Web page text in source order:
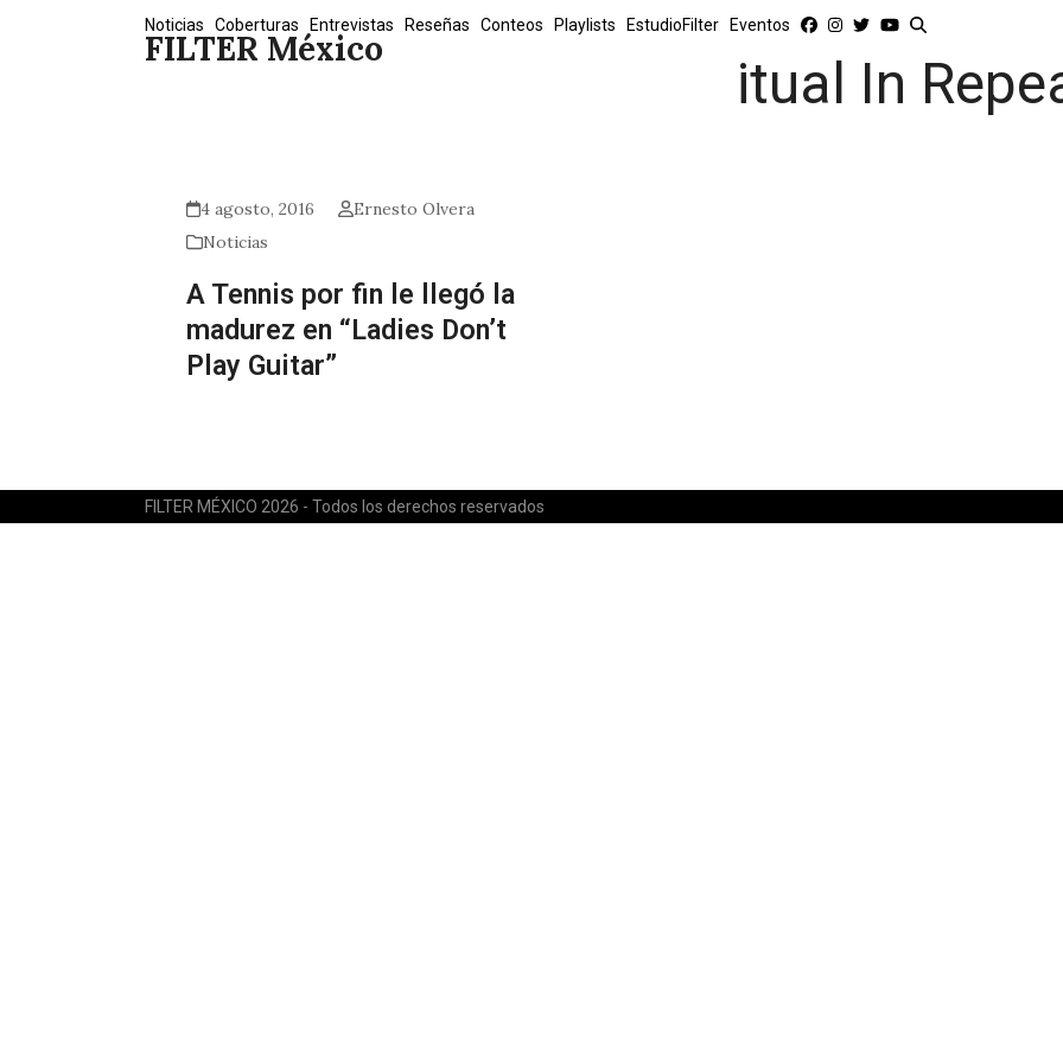
FILTER México
Noticias Coberturas Entrevistas Reseñas Conteos Playlists EstudioFilter Eventos
itual In
4 agosto, 2016
Ernesto Olvera
Noticias
A Tennis por fin le llegó la
madurez en “Ladies Don’t
Play Guitar”
FILTER MÉXICO 2026 - Todos los derechos reservados